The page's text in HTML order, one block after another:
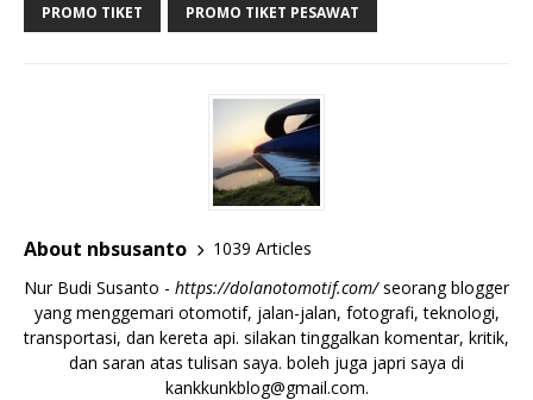
PROMO TIKET PROMO TIKET PESAWAT
About nbsusanto
1039 Articles
Nur Budi Susanto - https://dolanotomotif.com/seorang blogger
yang menggemari otomotif, jalan-jalan, fotografi, teknologi,
transportasi, dan kereta api. silakan tinggalkan komentar, kritik,
dan saran atas tulisan saya. boleh juga japri saya di
kankkunkblog@gmail.com.